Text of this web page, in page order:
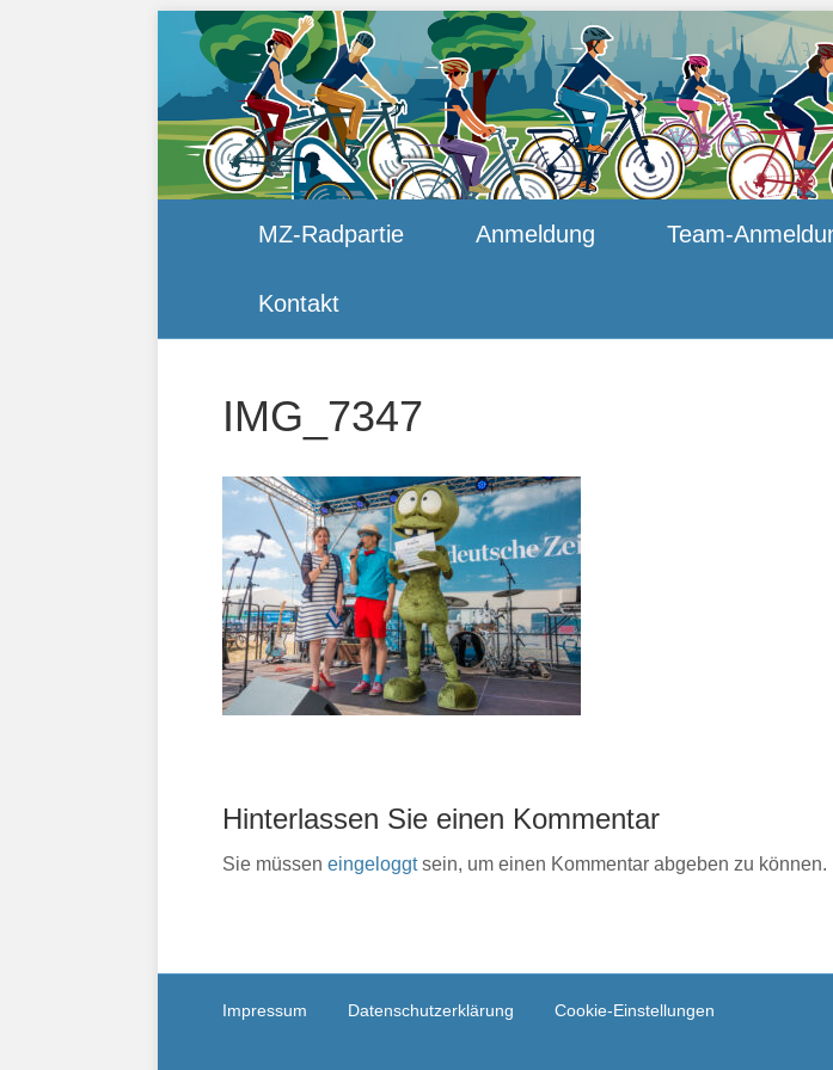
MZ-Radpartie Anmeldung Team-
Kontakt
IMG_7347
Hinterlassen Sie einen Kommentar
Sie müssen eingeloggtsein, um einen Kommentar abgeben zu können.
Impressum Datenschutzerklärung Cookie-Einstellungen